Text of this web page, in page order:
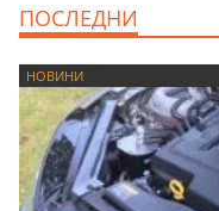
ПОСЛЕДНИ
НОВИНИ